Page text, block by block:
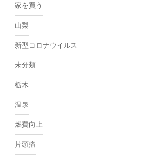
家を買う
山梨
新型コロナウイルス
未分類
栃木
温泉
燃費向上
片頭痛